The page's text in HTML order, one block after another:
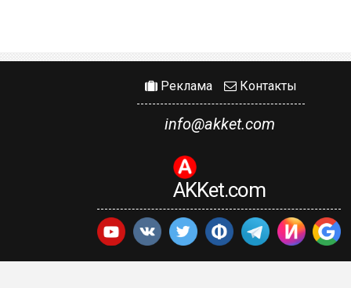
Реклама Контакты
info@akket.com
AKKet.com